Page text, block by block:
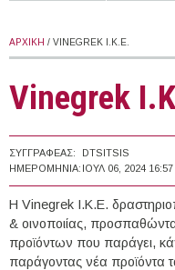
ΑΡΧΙΚΉ / VINEGREK I.Κ.Ε.
Vinegrek
ΣΥΓΓΡΑΦΈΑΣ:
DTSITSIS
ΗΜΕΡΟΜΗΝΊΑ: ΙΟΥΛ 06, 2024 16:57
Η Vinegrek I.K.E.
& οινοποιίας,
προϊόντων που παράγει,
παράγοντας νέα προϊόντα